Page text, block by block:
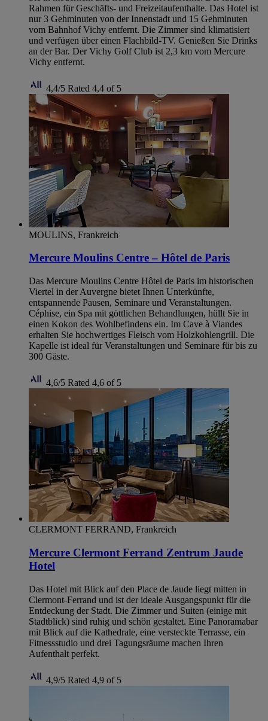
Rahmen für Geschäfts- und Freizeitaufenthalte. Das Hotel ist
nur 3 Gehminuten von der Innenstadt und 15 Gehminuten
vom Bahnhof Vichy entfernt. Die Zimmer sind klimatisiert
und verfügen über einen Flachbild-TV. Genießen Sie Drinks
an der Bar. Der Vichy Golf Club ist 2,3 km vom Mercure
Vichy entfernt.
4,4/5 Rated 4,4 of 5
MOULINS, Frankreich
Mercure Moulins Centre – Hôtel de Paris
Das Mercure Moulins Centre Hôtel de Paris im historischen
Viertel in der Auvergne bietet Ihnen Unterkünfte,
entspannende Pausen, Seminare und Veranstaltungen.
Céphise, ein Spa mit göttlichen Behandlungen, hüllt Sie in
einen Kokon des Wohlbefindens ein. Im Cave à Viandes
erhalten Sie hochwertiges Fleisch vom Holzkohlengrill. Die
Kapelle ist ideal für Veranstaltungen und Seminare für bis zu
300 Gäste.
4,6/5 Rated 4,6 of 5
CLERMONT FERRAND, Frankreich
Mercure Clermont Ferrand Zentrum Jaude
Hotel
Das Hotel mit Blick auf den Place de Jaude liegt mitten in
Clermont-Ferrand und ist der ideale Ausgangspunkt für die
Entdeckung der Stadt. Die Zimmer und Suiten (einige mit
Stadtblick) sind ruhig und schön gestaltet. Eine Panoramabar
mit Blick auf die Kathedrale, eine versteckte Terrasse, ein
Fitnessstudio und drei Tagungsräume machen Ihren
Aufenthalt perfekt.
4,9/5 Rated 4,9 of 5